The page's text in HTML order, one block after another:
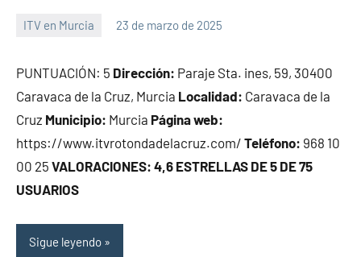
ITV en Murcia 23 de marzo de 2025
PUNTUACIÓN: 5 Dirección: Paraje Sta. ines, 59, 30400
Caravaca de la Cruz, Murcia Localidad: Caravaca de la
Cruz Municipio: Murcia Página web:
https://www.itvrotondadelacruz.com/ Teléfono: 968 10
00 25 VALORACIONES: 4,6 ESTRELLAS DE 5 DE 75
USUARIOS
Sigue leyendo